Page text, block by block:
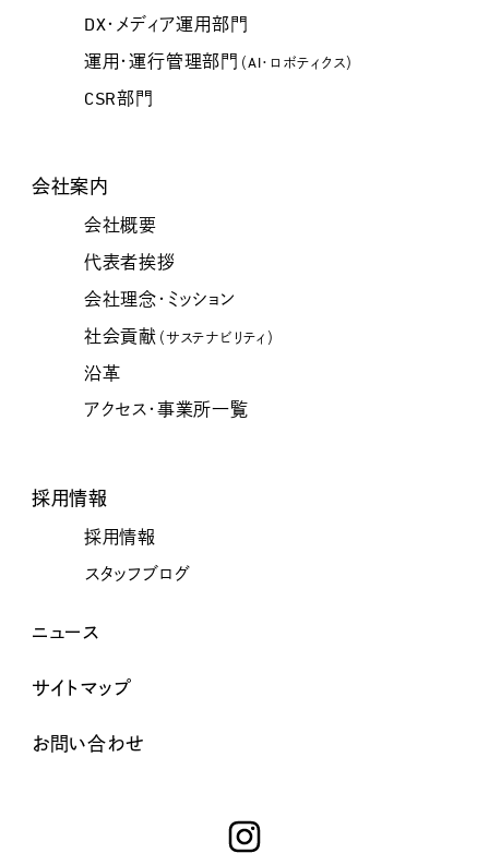
DX・メディア運用部門
運用・運行管理部門 （AI・ロボティクス）
CSR部門
会社案内
会社概要
代表者挨拶
会社理念・ミッション
社会貢献 （サステナビリティ）
沿革
アクセス・事業所一覧
採用情報
採用情報
スタッフブログ
ニュース
サイトマップ
お問い合わせ